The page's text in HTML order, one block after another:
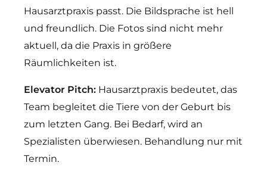
Hausarztpraxis passt. Die Bildsprache ist hell
und freundlich. Die Fotos sind nicht mehr
aktuell, da die Praxis in größere
Räumlichkeiten ist.
Elevator Pitch: Hausarztpraxis bedeutet, das
Team begleitet die Tiere von der Geburt bis
zum letzten Gang. Bei Bedarf, wird an
Spezialisten überwiesen. Behandlung nur mit
Termin.